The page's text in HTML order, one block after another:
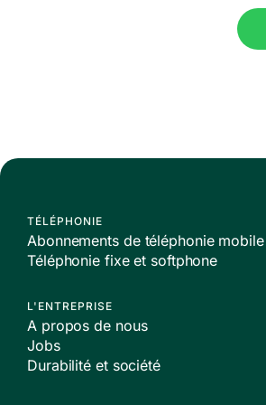
TÉLÉPHONIE
Abonnements de téléphonie mobile
Téléphonie fixe et softphone
L'ENTREPRISE
A propos de nous
Jobs
Durabilité et société